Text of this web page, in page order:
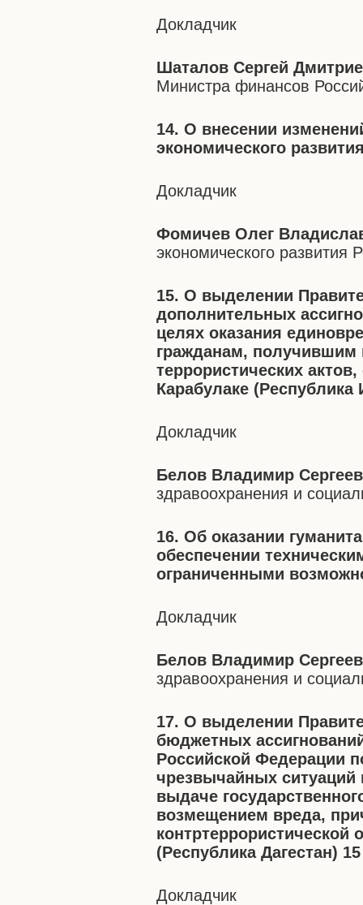
Докладчик
Шаталов Сергей
Министра финансов
14. О внесении
экономического
Докладчик
Фомичев Олег
экономического развития
15. О выделении
дополнительных
целях оказания
гражданам, получившим
террористических
Карабулаке (Республика
Докладчик
Белов Владимир
здравоохранения и
16. Об оказании
обеспечении
ограниченными
Докладчик
Белов Владимир
здравоохранения и
17. О выделении
бюджетных
Российской Федерации
чрезвычайных ситуаций
выдаче
возмещением вреда,
контртеррористической
(Республика Дагестан)
Докладчик